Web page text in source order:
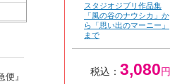
』
スタジオジブリ作品集
「風の谷のナウシカ」か
ら「思い出のマーニー」
まで
税込： 3,080円